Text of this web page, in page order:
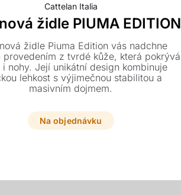
Cattelan Italia
židle PIUMA EDITION
židle Piuma Edition vás nadchne
provedením z tvrdé kůže, která pokrývá
i nohy. Její unikátní design kombinuje
lehkost s výjimečnou stabilitou a
masivním dojmem.
Na objednávku